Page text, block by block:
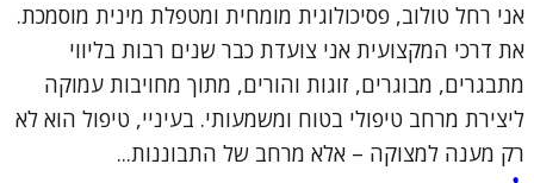
אני רחל טולוב, פסיכולוגית מומחית ומטפלת מינית מוסמכת.
את דרכי המקצועית אני צועדת כבר שנים רבות בליווי
מתבגרים, מבוגרים, זוגות והורים, מתוך מחויבות עמוקה
ליצירת מרחב טיפולי בטוח ומשמעותי. בעיניי, טיפול הוא לא
רק מענה למצוקה – אלא מרחב של התבוננות...